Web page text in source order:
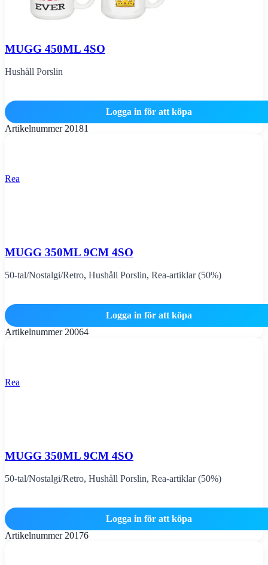
MUGG 450ML 4SO
Hushåll Porslin
Logga in för att köpa
Artikelnummer 20181
Rea
MUGG 350ML 9CM 4SO
50-tal/Nostalgi/Retro, Hushåll Porslin, Rea-artiklar (50%)
Logga in för att köpa
Artikelnummer 20064
Rea
MUGG 350ML 9CM 4SO
50-tal/Nostalgi/Retro, Hushåll Porslin, Rea-artiklar (50%)
Logga in för att köpa
Artikelnummer 20176